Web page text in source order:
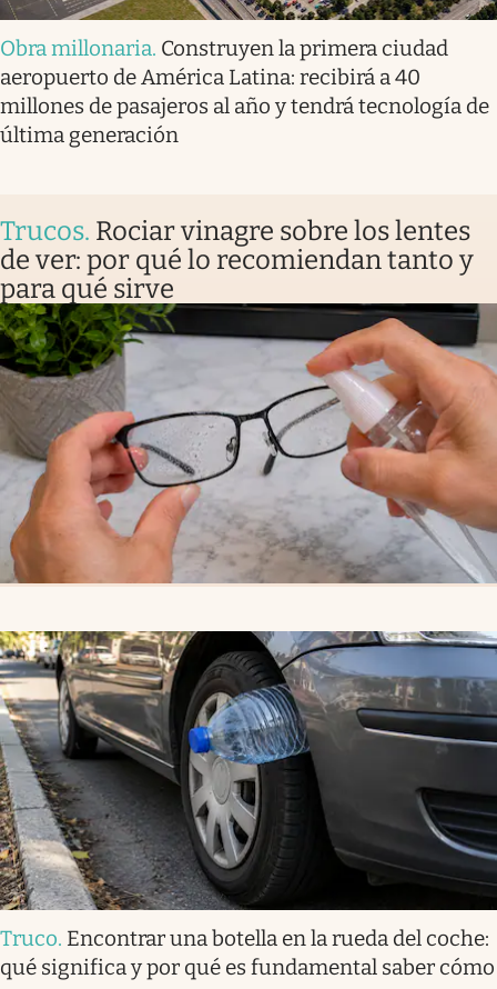
Obra millonaria. Construyen la primera ciudad
aeropuerto de América Latina: recibirá a 40
millones de pasajeros al año y tendrá tecnología de
última generación
Trucos. Rociar vinagre sobre los lentes
de ver: por qué lo recomiendan tanto y
para qué sirve
Truco. Encontrar una botella en la rueda del coche:
qué significa y por qué es fundamental saber cómo